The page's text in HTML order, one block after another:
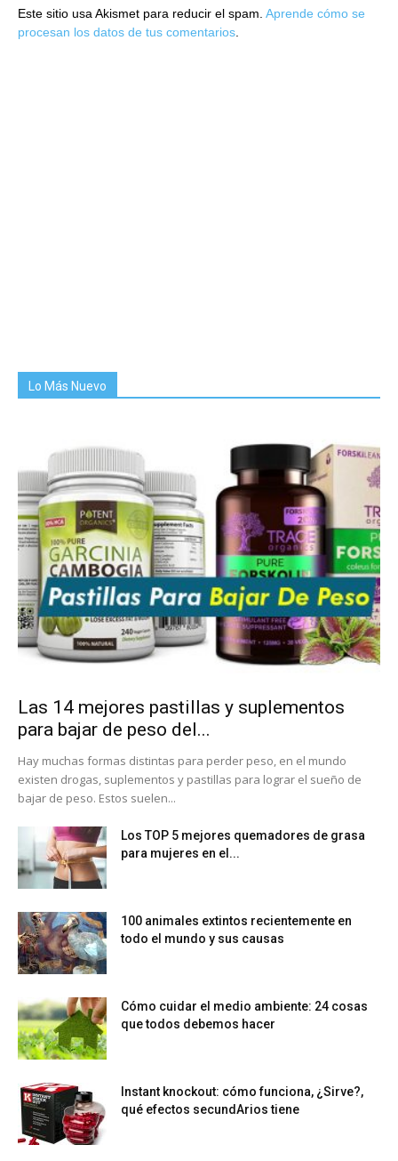
Este sitio usa Akismet para reducir el spam. Aprende cómo se
procesan los datos de tus comentarios
Lo Más Nuevo
Las 14 mejores pastillas y suplementos
para bajar de peso del...
Hay muchas formas distintas para perder peso, en el mundo
existen drogas, suplementos y pastillas para lograr el sueño de
bajar de peso. Estos suelen...
Los TOP 5 mejores quemadores de grasa
para mujeres en el...
100 animales extintos recientemente en
todo el mundo y sus causas
Cómo cuidar el medio ambiente: 24 cosas
que todos debemos hacer
Instant knockout: cómo funciona, ¿Sirve?,
qué efectos secundArios tiene